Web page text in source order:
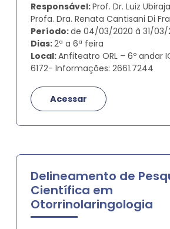
Responsável:Prof. Dr. Luiz
Profa. Dra. Renata Cantisani Di
Período:de 04/03/2020 à 31/03/
Dias:2ª a 6ª feira
Local:Anfiteatro ORL – 6º andar
6172- Informações: 2661.7244
Acessar
Delineamento de
Científica em
Otorrinolaringologia